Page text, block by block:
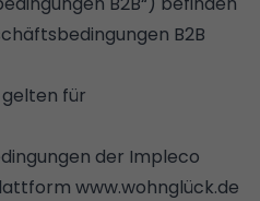
B2B
für
der Impleco
www.wohnglück.de